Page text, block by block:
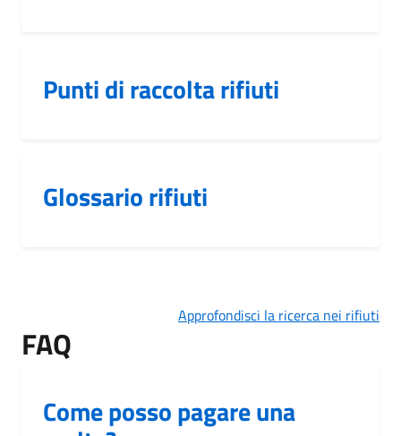
Punti di raccolta rifiuti
Glossario rifiuti
Approfondisci la ricerca nei rifiuti
FAQ
Come posso pagare una